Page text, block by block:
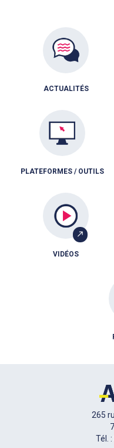
ACTUALITÉS
PLATEFORMES / OUTILS
VIDÉOS
265
Tél.